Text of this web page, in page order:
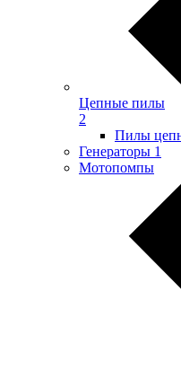
Цепные пилы
2
Пилы
Генераторы 1
Мотопомпы